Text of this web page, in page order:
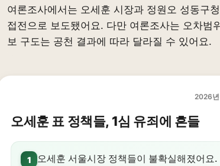
여론조사에서는 오세훈 시장과 정원오 성동구
접전으로 보도됐어요. 다만 여론조사는 오차범
보 구도는 공천 결과에 따라 달라질 수 있어요.
2026
오세훈 표 정책들, 1심 유죄에 흔들
1 오세훈 서울시장 정책들이 불확실해졌어요.